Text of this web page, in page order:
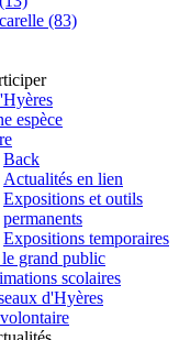
(83)
espèce
Back
Actualités en lien
Expositions et outils
permanents
Expositions temporaires
grand public
scolaires
d'Hyères